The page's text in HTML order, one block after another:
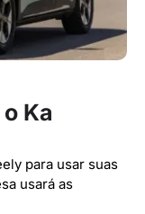
Ka
para usar suas
usará as